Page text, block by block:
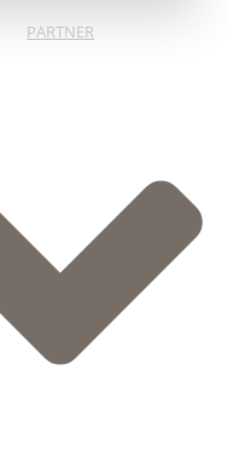
PARTNER